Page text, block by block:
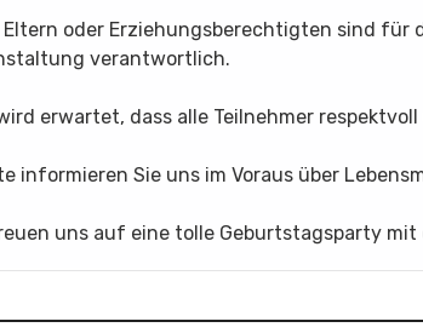
Eltern oder Erziehungsberechtigten sind
verantwortlich.
erwartet, dass alle Teilnehmer
informieren Sie uns im Voraus über
uns auf eine tolle Geburtstagsparty mit